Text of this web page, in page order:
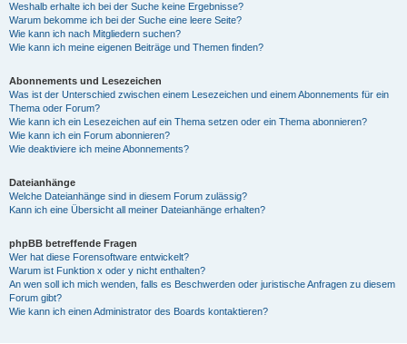
Weshalb erhalte ich bei der Suche keine Ergebnisse?
Warum bekomme ich bei der Suche eine leere Seite?
Wie kann ich nach Mitgliedern suchen?
Wie kann ich meine eigenen Beiträge und Themen finden?
Abonnements und Lesezeichen
Was ist der Unterschied zwischen einem Lesezeichen und einem Abonnements für ein
Thema oder Forum?
Wie kann ich ein Lesezeichen auf ein Thema setzen oder ein Thema abonnieren?
Wie kann ich ein Forum abonnieren?
Wie deaktiviere ich meine Abonnements?
Dateianhänge
Welche Dateianhänge sind in diesem Forum zulässig?
Kann ich eine Übersicht all meiner Dateianhänge erhalten?
phpBB betreffende Fragen
Wer hat diese Forensoftware entwickelt?
Warum ist Funktion x oder y nicht enthalten?
An wen soll ich mich wenden, falls es Beschwerden oder juristische Anfragen zu diesem
Forum gibt?
Wie kann ich einen Administrator des Boards kontaktieren?